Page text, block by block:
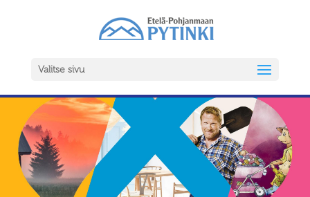
Valitse sivu